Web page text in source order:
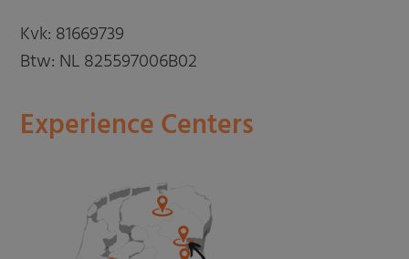
Kvk: 81669739
Btw: NL 825597006B02
Experience Centers